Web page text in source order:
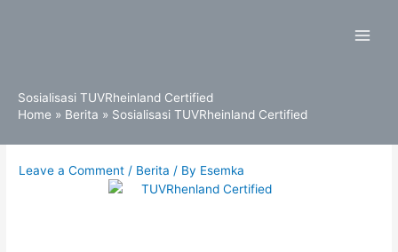
Sosialisasi TUVRheinland Certified
Home
Berita Sosialisasi TUVRheinland Certified
Leave a Comment / Berita / By Esemka